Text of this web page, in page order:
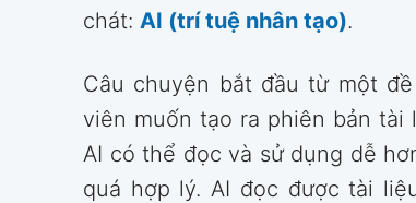
chát: AI (trí tuệ nhân tạo).
Câu chuyện bắt đầu từ một
viên muốn tạo ra phiên bản tài
AI có thể đọc và sử dụng dễ
quá hợp lý. AI đọc được tài